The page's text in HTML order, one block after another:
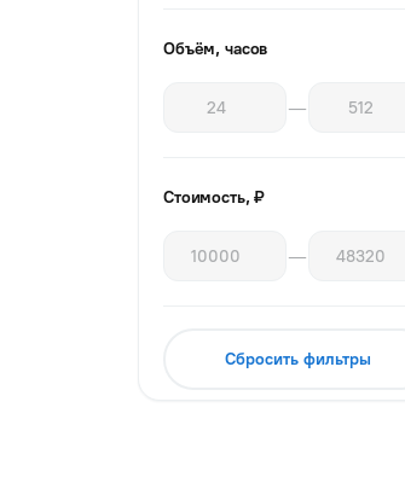
Инженерные изыскания для
Инженеры проектировщики
Кадровое делопроизводство
Ландшафтный дизайн
Нефтегазовое дело
Объём, часов
—
Стоимость, ₽
—
Сбросить фильтры